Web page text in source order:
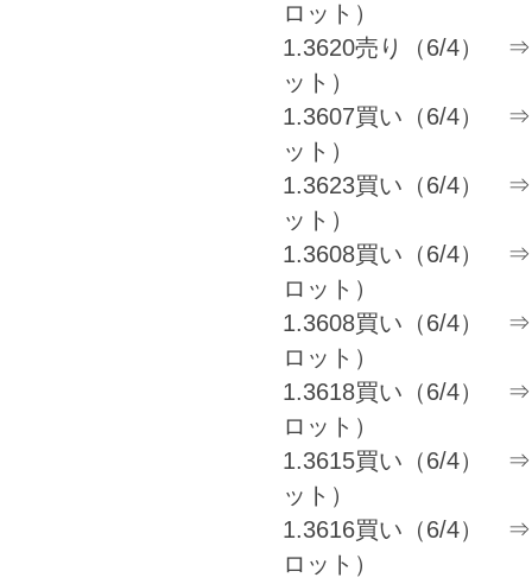
ロット）
1.3620売り（6/4） ⇒
ット）
1.3607買い（6/4） ⇒
ット）
1.3623買い（6/4） ⇒
ット）
1.3608買い（6/4） ⇒
ロット）
1.3608買い（6/4） ⇒
ロット）
1.3618買い（6/4） ⇒
ロット）
1.3615買い（6/4） ⇒
ット）
1.3616買い（6/4） ⇒
ロット）